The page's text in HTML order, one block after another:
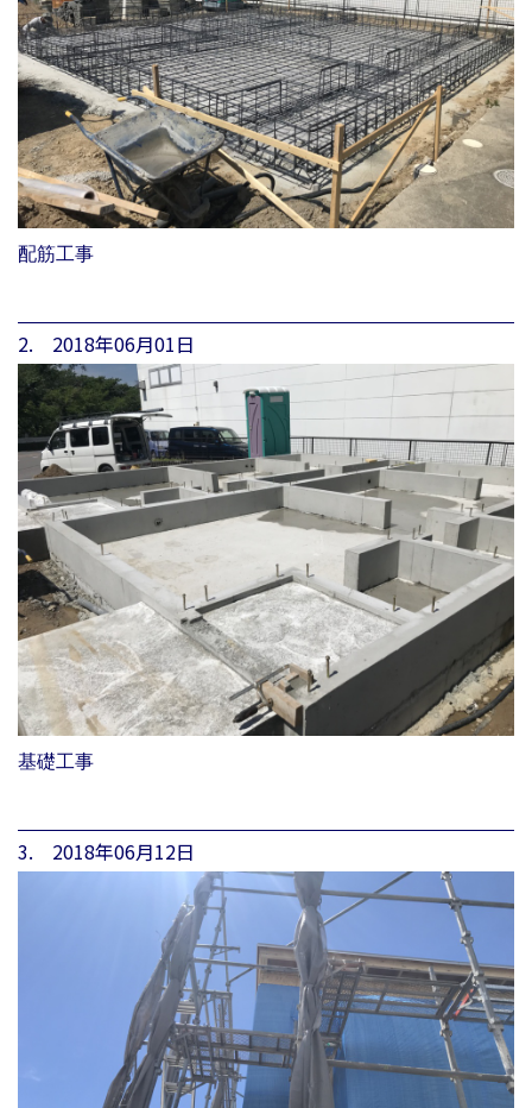
配筋工事
2. 2018年06月01日
基礎工事
3. 2018年06月12日